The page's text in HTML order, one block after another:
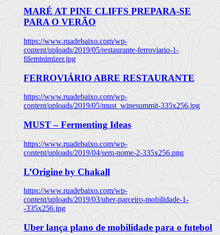
MARÉ AT PINE CLIFFS PREPARA-SE
PARA O VERÃO
https://www.ruadebaixo.com/wp-
content/uploads/2019/05/restaurante-ferroviario-1-
fileminimizer.jpg
FERROVIÁRIO ABRE RESTAURANTE
https://www.ruadebaixo.com/wp-
content/uploads/2019/05/must_winesummit-335x256.jpg
MUST – Fermenting Ideas
https://www.ruadebaixo.com/wp-
content/uploads/2019/04/sem-nome-2-335x256.png
L’Origine by Chakall
https://www.ruadebaixo.com/wp-
content/uploads/2019/03/uber-parceiro-mobilidade-1-
-335x256.jpg
Uber lança plano de mobilidade para o futebol